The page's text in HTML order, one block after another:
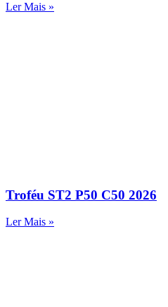
Ler Mais »
Troféu ST2 P50 C50 2026
Ler Mais »